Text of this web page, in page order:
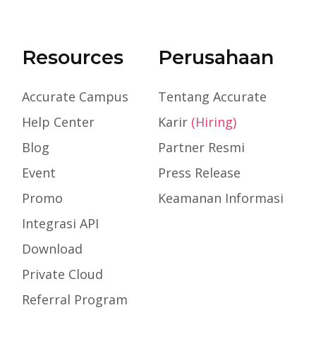
Resources
Accurate Campus
Help Center
Blog
Event
Promo
Integrasi API
Download
Private Cloud
Referral Program
Perusahaan
Tentang Accurate
Karir (Hiring)
Partner Resmi
Press Release
Keamanan Informasi